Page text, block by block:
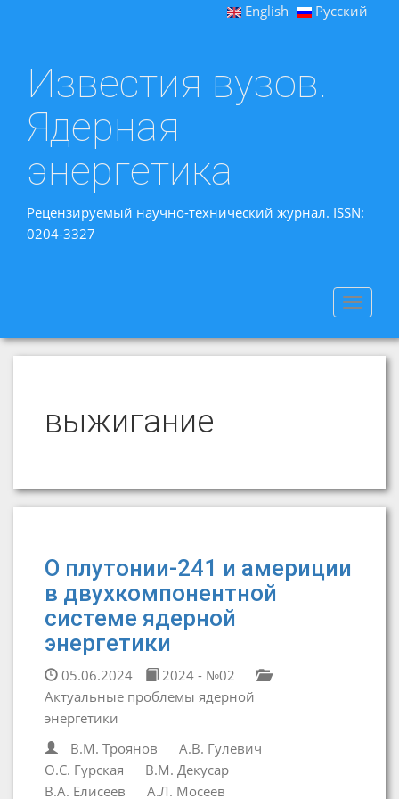
English Русский
Известия вузов.
Ядерная
энергетика
Рецензируемый научно-технический журнал. ISSN:
0204-3327
Toggle
выжигание
О плутонии-241 и америции
в двухкомпонентной
системе ядерной
энергетики
05.06.2024
2024 - №02
Актуальные проблемы ядерной
энергетики
В.М. Троянов
А.В. Гулевич
О.С. Гурская
В.М. Декусар
В.А. Елисеев
А.Л. Мосеев